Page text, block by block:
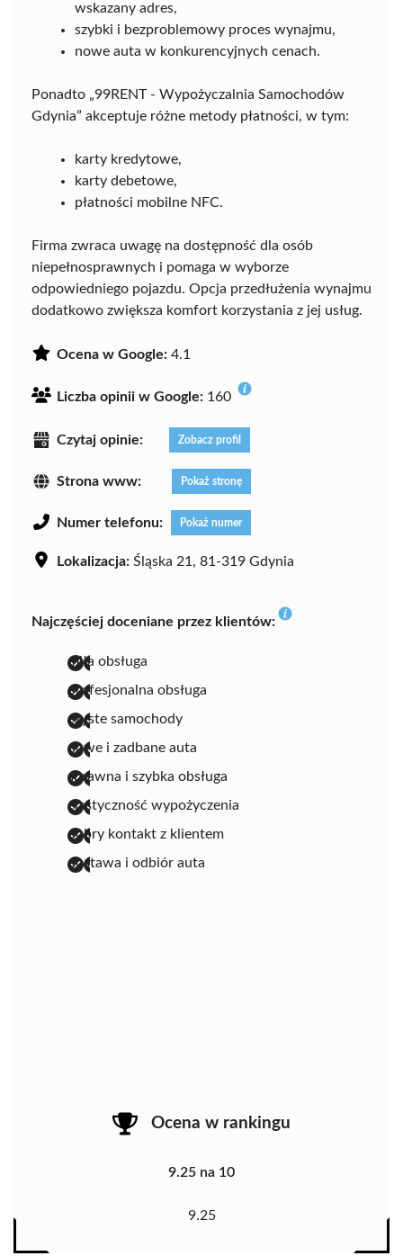
wskazany adres,
szybki i bezproblemowy proces wynajmu,
nowe auta w konkurencyjnych cenach.
Ponadto „99RENT - Wypożyczalnia Samochodów
Gdynia” akceptuje różne metody płatności, w tym:
karty kredytowe,
karty debetowe,
płatności mobilne NFC.
Firma zwraca uwagę na dostępność dla osób
niepełnosprawnych i pomaga w wyborze
odpowiedniego pojazdu. Opcja przedłużenia wynajmu
dodatkowo zwiększa komfort korzystania z jej usług.
Ocena w Google: 4.1
Liczba opinii w Google: 160
Czytaj opinie: Zobacz profil
Strona www: Pokaż stronę
Numer telefonu: Pokaż numer
Lokalizacja: Śląska 21, 81-319 Gdynia
Najczęściej doceniane przez klientów:
miła obsługa
profesjonalna obsługa
czyste samochody
nowe i zadbane auta
sprawna i szybka obsługa
elastyczność wypożyczenia
dobry kontakt z klientem
dostawa i odbiór auta
Ocena w rankingu
9.25 na 10
9.25